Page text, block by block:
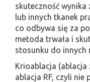
skuteczność wynika
lub innych tkanek
co odbywa się za
metoda trwała i
stosunku do innych
Krioablacja (ablacja
ablacja RF, czyli nie